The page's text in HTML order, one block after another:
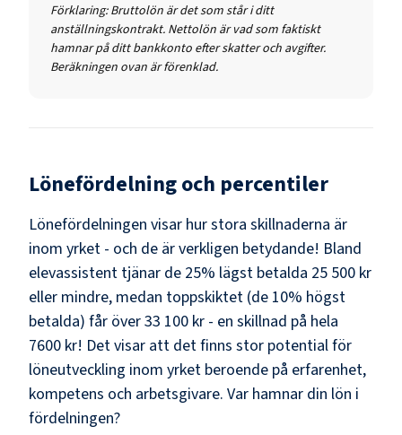
Förklaring: Bruttolön är det som står i ditt
anställningskontrakt. Nettolön är vad som faktiskt
hamnar på ditt bankkonto efter skatter och avgifter.
Beräkningen ovan är förenklad.
Lönefördelning och percentiler
Lönefördelningen visar hur stora skillnaderna är
inom yrket - och de är verkligen betydande! Bland
elevassistent tjänar de 25% lägst betalda 25 500 kr
eller mindre, medan toppskiktet (de 10% högst
betalda) får över33 100 kr - en skillnad på hela
7600 kr! Det visar att det finns stor potential för
löneutveckling inom yrket beroende på erfarenhet,
kompetens och arbetsgivare. Var hamnar din lön i
fördelningen?